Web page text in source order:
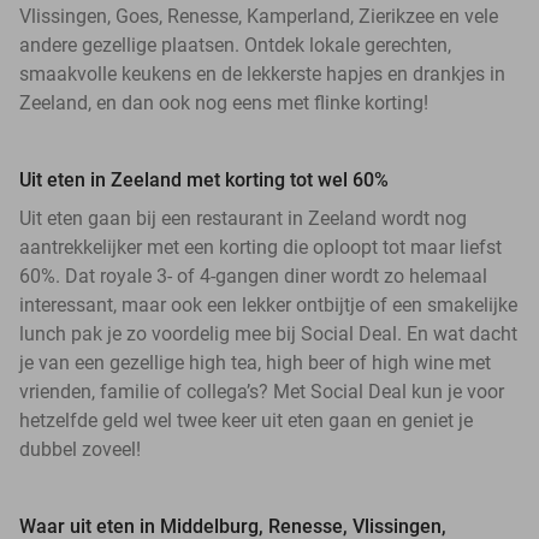
Vlissingen, Goes, Renesse, Kamperland, Zierikzee en vele
andere gezellige plaatsen. Ontdek lokale gerechten,
smaakvolle keukens en de lekkerste hapjes en drankjes in
Zeeland, en dan ook nog eens met flinke korting!
Uit eten in Zeeland met korting tot wel 60%
Uit eten gaan bij een restaurant in Zeeland wordt nog
aantrekkelijker met een korting die oploopt tot maar liefst
60%. Dat royale 3- of 4-gangen diner wordt zo helemaal
interessant, maar ook een lekker ontbijtje of een smakelijke
lunch pak je zo voordelig mee bij Social Deal. En wat dacht
je van een gezellige high tea, high beer of high wine met
vrienden, familie of collega’s? Met Social Deal kun je voor
hetzelfde geld wel twee keer uit eten gaan en geniet je
dubbel zoveel!
Waar uit eten in Middelburg, Renesse, Vlissingen,